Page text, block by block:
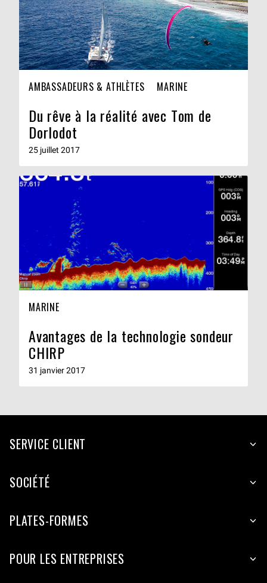
AMBASSADEURS & ATHLÈTES MARINE
Du rêve à la réalité avec Tom de
Dorlodot
25 juillet 2017
MARINE
Avantages de la technologie sondeur
CHIRP
31 janvier 2017
SERVICE CLIENT
SOCIÉTÉ
PLATES-FORMES
POUR LES ENTREPRISES